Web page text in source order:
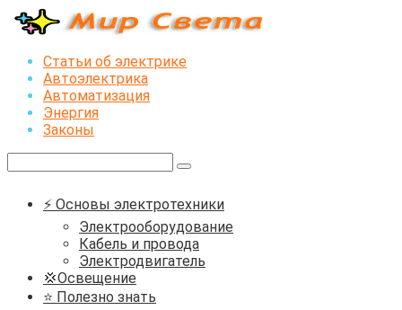
Перейти
Статьи об электрике
Автоэлектрика
Автоматизация
Энергия
Законы
⚡ Основы электротехники
Электрооборудование
Кабель и провода
Электродвигатель
💢Освещение
⭐ Полезно знать